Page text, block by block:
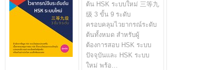
ต้น HSK ระบบใหม่ 三等九
级 3 ขั้น 9 ระดับ
ครอบคลุมไวยากรณ์ระดับ
ต้นทั้งหมด สำหรับผู้
ต้องการสอบ HSK ระบบ
ปัจจุบันและ HSK ระบบ
ใหม่ พร้อ…